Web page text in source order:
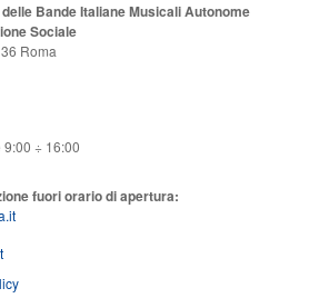
Bande Italiane Musicali Autonome
Sociale
Roma
÷ 16:00
fuori orario di apertura: